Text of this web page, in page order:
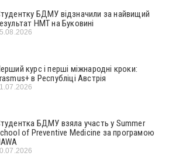
БДМУ відзначили за найвищий
НМТ на Буковині
курс і перші міжнародні кроки:
в Республіці Австрія
БДМУ взяла участь у Summer
of Preventive Medicine за програмою